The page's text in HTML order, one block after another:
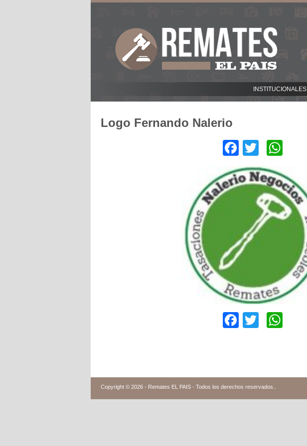
INSTITUCIONALES
Logo Fernando Nalerio
Facebook
Twitter
Facebook
Twitter
Copyright © 2026 - Remates EL PAIS - Todos los derechos reservados.